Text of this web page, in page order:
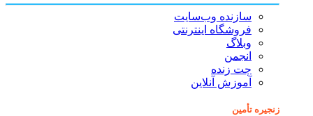
سازنده وب‌سایت
فروشگاه اینترنتی
وبلاگ
انجمن
چت زنده
آموزش آنلاین
زنجیره تأمین